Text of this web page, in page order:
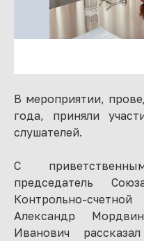
В мероприятии,
года, приняли
слушателей.
С
председатель
Контрольно-
Александр
Иванович